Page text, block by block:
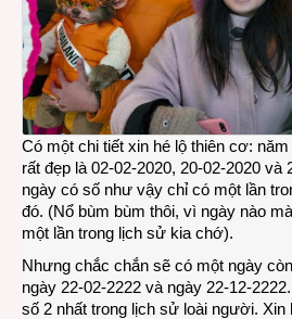
Có một chi tiết xin hé lộ thiên cơ:
rất đẹp là 02-02-2020, 20-02-2020 và
ngày có số như vậy chỉ có một lần
đó. (Nổ bùm bùm thôi, vì ngày nào
một lần trong lịch sử kia chớ).
Nhưng chắc chắn sẽ có một ngày
ngày 22-02-2222 và ngày 22-12-
số 2 nhất trong lịch sử loài người. Xin